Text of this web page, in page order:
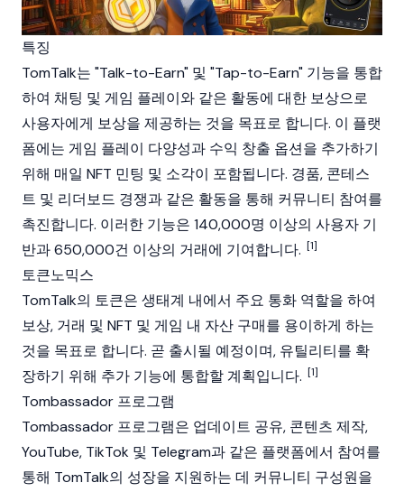
특징
TomTalk는 "Talk-to-Earn" 및 "Tap-to-Earn" 기능을 통합
하여 채팅 및 게임 플레이와 같은 활동에 대한 보상으로
사용자에게 보상을 제공하는 것을 목표로 합니다. 이 플랫
폼에는 게임 플레이 다양성과 수익 창출 옵션을 추가하기
위해 매일 NFT 민팅 및 소각이 포함됩니다. 경품, 콘테스
트 및 리더보드 경쟁과 같은 활동을 통해 커뮤니티 참여를
촉진합니다. 이러한 기능은 140,000명 이상의 사용자 기
반과 650,000건 이상의 거래에 기여합니다. [1]
토큰노믹스
TomTalk의 토큰은 생태계 내에서 주요 통화 역할을 하여
보상, 거래 및 NFT 및 게임 내 자산 구매를 용이하게 하는
것을 목표로 합니다. 곧 출시될 예정이며, 유틸리티를 확
장하기 위해 추가 기능에 통합할 계획입니다. [1]
Tombassador 프로그램
Tombassador 프로그램은 업데이트 공유, 콘텐츠 제작,
YouTube, TikTok 및 Telegram과 같은 플랫폼에서 참여를
통해 TomTalk의 성장을 지원하는 데 커뮤니티 구성원을